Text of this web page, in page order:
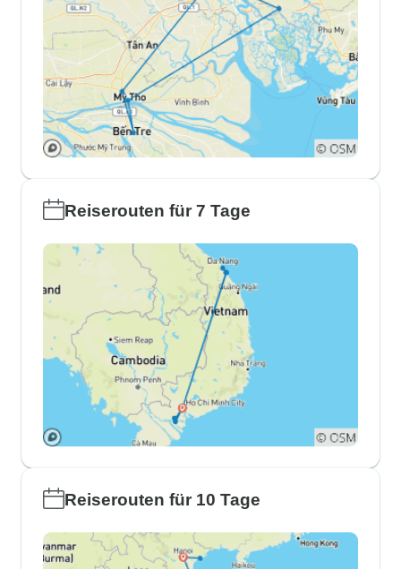
Reiserouten für 7 Tage
Reiserouten für 10 Tage